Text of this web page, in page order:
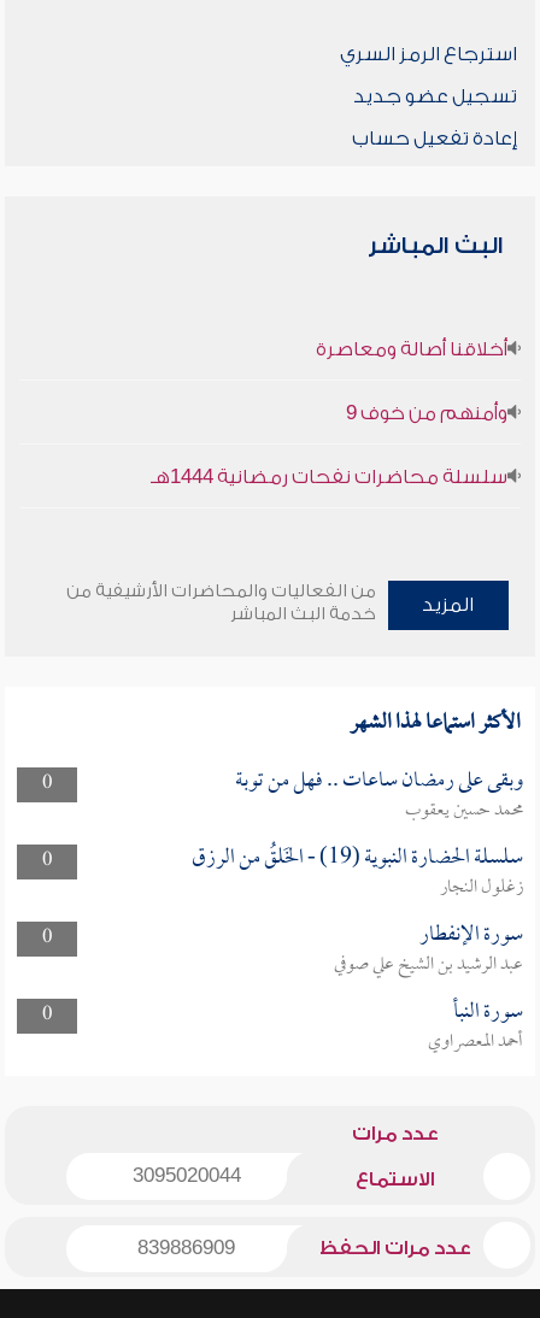
استرجاع الرمز السري
تسجيل عضو جديد
إعادة تفعيل حساب
البث المباشر
أخلاقنا أصالة ومعاصرة
وأمنهم من خوف 9
سلسلة محاضرات نفحات رمضانية 1444هـ
المزيد
من الفعاليات والمحاضرات الأرشيفية من
خدمة البث المباشر
الأكثر استماعا لهذا الشهر
0 وبقى على رمضان ساعات .. فهل من توبة
محمد حسين يعقوب
0
سلسلة الحضارة النبوية (19) - الخَلقُ من الرزق
زغلول النجار
0
سورة الإنفطار
عبد الرشيد بن الشيخ علي صوفي
0
سورة النبأ
أحمد المعصراوي
عدد مرات
الاستماع 3095020044
عدد مرات الحفظ 839886909